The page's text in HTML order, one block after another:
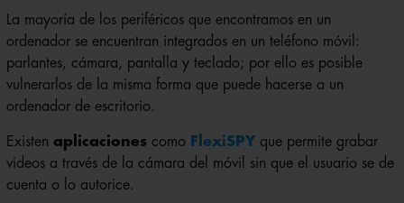
La mayoría de los periféricos que encontramos en un
ordenador se encuentran integrados en un teléfono móvil:
parlantes, cámara, pantalla y teclado; por ello es posible
vulnerarlos de la misma forma que puede hacerse a un
ordenador de escritorio.
Existen aplicacionescomo FlexiSPYque permite grabar
videos a través de la cámara del móvil sin que el usuario se de
cuenta o lo autorice.